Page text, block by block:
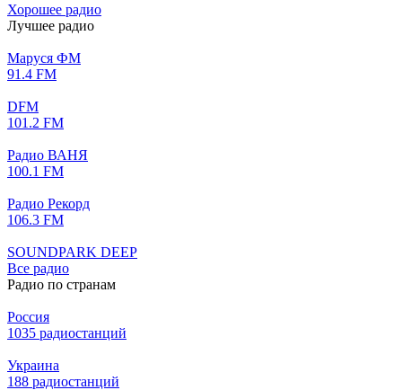
Хорошее радио
Лучшее радио
Маруся ФМ
91.4 FM
DFM
101.2 FM
Радио ВАНЯ
100.1 FM
Радио Рекорд
106.3 FM
SOUNDPARK DEEP
Все радио
Радио по странам
Россия
1035 радиостанций
Украина
188 радиостанций